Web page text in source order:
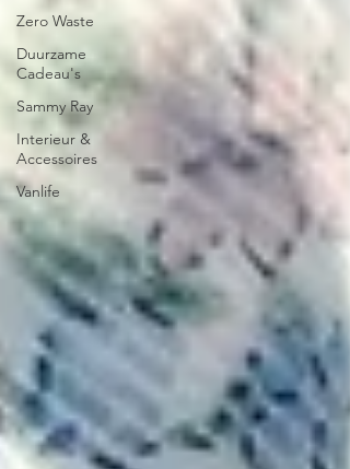
Zero Waste
Duurzame
Cadeau's
Sammy Ray
Interieur &
Accessoires
Vanlife